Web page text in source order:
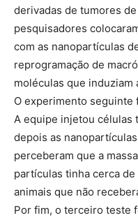
derivadas de tumores
pesquisadores
com as nanopartículas
reprogramação de
moléculas que induziam
O experimento seguinte
A equipe injetou células
depois as
perceberam que a
partículas tinha cerca
animais que não
Por fim, o terceiro teste